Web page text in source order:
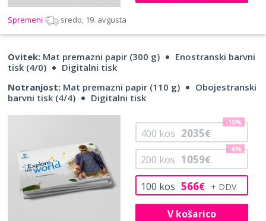
Spremeni sredo, 19. avgusta
Ovitek: Mat premazni papir (300 g)
Enostranski barvni
tisk (4/0)
Digitalni tisk
Notranjost: Mat premazni papir (110 g)
Obojestranski
barvni tisk (4/4)
Digitalni tisk
100 kos 566€
200 kos 1059€
-6%
400 kos 2035€
-10%
V košarico